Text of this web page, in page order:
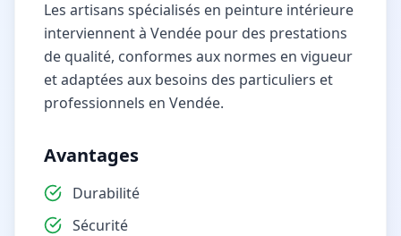
Les artisans spécialisés en peinture intérieure
interviennent à Vendée pour des prestations
de qualité, conformes aux normes en vigueur
et adaptées aux besoins des particuliers et
professionnels en Vendée.
Avantages
Durabilité
Sécurité